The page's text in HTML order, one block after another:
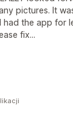
pictures. It
the app for
fix...